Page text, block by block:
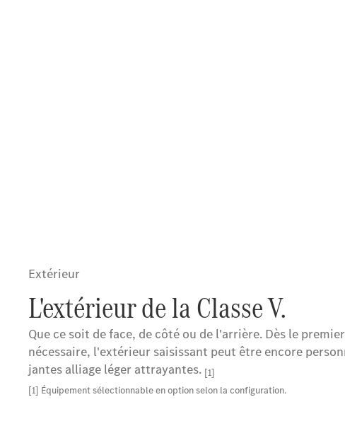
Extérieur
L'extérieur de la Classe V.
Que ce soit de face, de côté ou de l'arrière. Dès le
nécessaire, l'extérieur saisissant peut être encore
jantes alliage léger attrayantes. [1]
[1] Équipement sélectionnable en option selon la configuration.